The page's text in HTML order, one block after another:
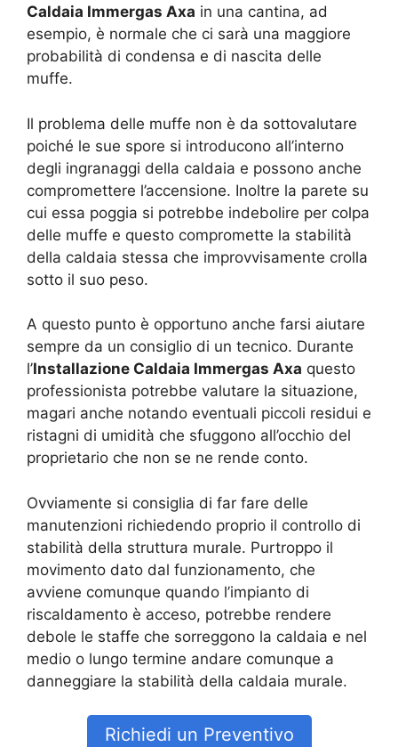
Caldaia Immergas Axa in una cantina, ad
esempio, è normale che ci sarà una maggiore
probabilità di condensa e di nascita delle
muffe.
Il problema delle muffe non è da sottovalutare
poiché le sue spore si introducono all’interno
degli ingranaggi della caldaia e possono anche
compromettere l’accensione. Inoltre la parete su
cui essa poggia si potrebbe indebolire per colpa
delle muffe e questo compromette la stabilità
della caldaia stessa che improvvisamente crolla
sotto il suo peso.
A questo punto è opportuno anche farsi aiutare
sempre da un consiglio di un tecnico. Durante
l’Installazione Caldaia Immergas Axa questo
professionista potrebbe valutare la situazione,
magari anche notando eventuali piccoli residui e
ristagni di umidità che sfuggono all’occhio del
proprietario che non se ne rende conto.
Ovviamente si consiglia di far fare delle
manutenzioni richiedendo proprio il controllo di
stabilità della struttura murale. Purtroppo il
movimento dato dal funzionamento, che
avviene comunque quando l’impianto di
riscaldamento è acceso, potrebbe rendere
debole le staffe che sorreggono la caldaia e nel
medio o lungo termine andare comunque a
danneggiare la stabilità della caldaia murale.
Richiedi un Preventivo